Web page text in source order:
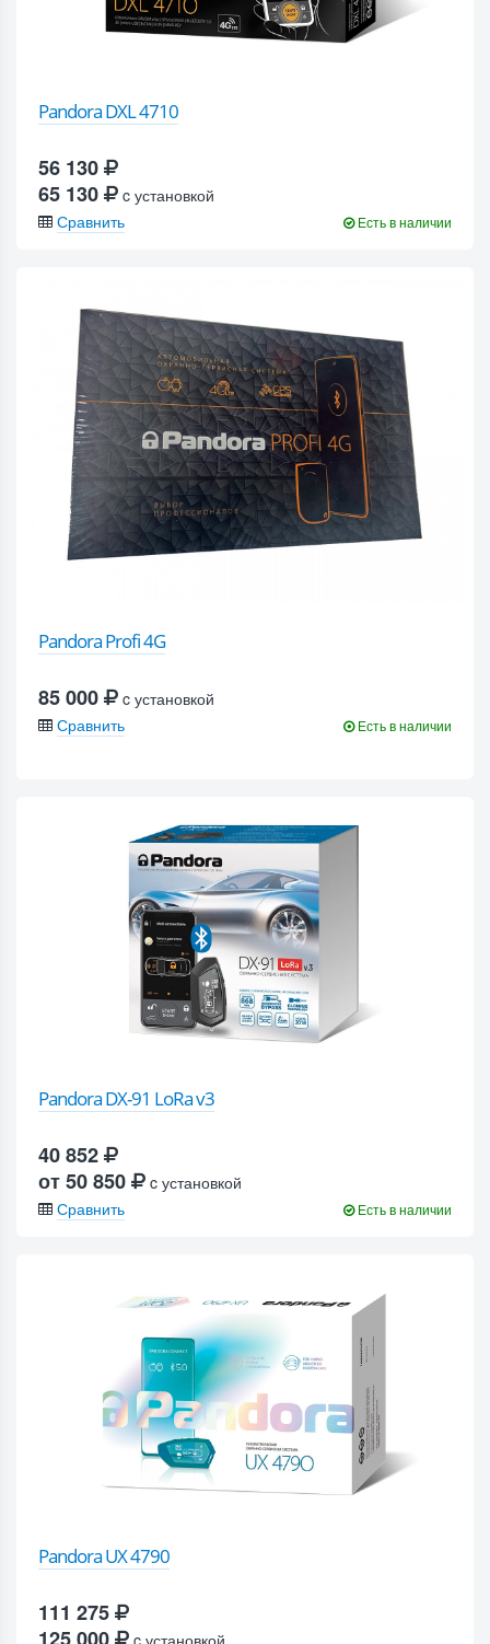
Pandora DXL 4710
56 130
65 130
c установкой
Сравнить
Есть в наличии
Pandora Profi 4G
85 000
c установкой
Сравнить
Есть в наличии
Pandora DX-91 LoRa v3
40 852
от 50 850
c установкой
Сравнить
Есть в наличии
Pandora UX 4790
111 275